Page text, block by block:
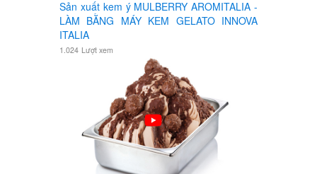
Sản xuất kem ý MULBERRY AROMITALIA -
LÀM BẰNG MÁY KEM GELATO INNOVA
ITALIA
1.024 Lượt xem